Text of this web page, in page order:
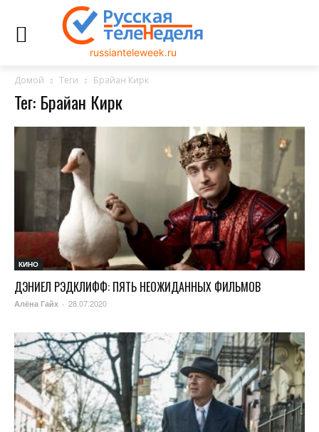
russianteleweek.ru
Домой Теги Брайан Кирк
Тег: Брайан Кирк
КИНО
ДЭНИЕЛ РЭДКЛИФФ: ПЯТЬ НЕОЖИДАННЫХ ФИЛЬМОВ
Алёна Гайх - 28.07.2020